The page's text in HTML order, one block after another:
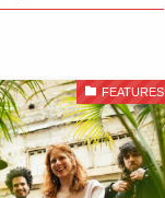
FEATURES